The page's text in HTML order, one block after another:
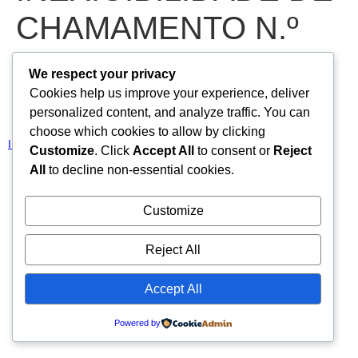
CHAMAMENTO N.º
2025.08.14.01-IC –
21/08/2025
INEXIGIBILIDADE DE CHAMAMENTO N.º 2025.08.14.01-IC Baixar
Todos os direitos reservados
We respect your privacy
Cookies help us improve your experience, deliver
personalized content, and analyze traffic. You can
choose which cookies to allow by clicking
Customize. Click Accept All to consent or Reject
All
to decline non-essential cookies.
Customize
Reject All
Accept All
Powered by